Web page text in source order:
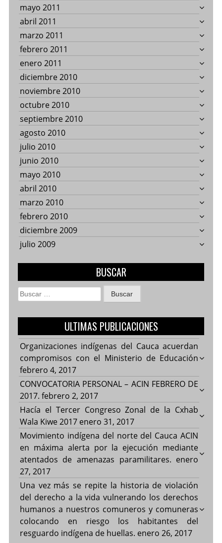
mayo 2011
abril 2011
marzo 2011
febrero 2011
enero 2011
diciembre 2010
noviembre 2010
octubre 2010
septiembre 2010
agosto 2010
julio 2010
junio 2010
mayo 2010
abril 2010
marzo 2010
febrero 2010
diciembre 2009
julio 2009
BUSCAR
Buscar:
ULTIMAS PUBLICACIONES
Organizaciones indígenas del Cauca acuerdan
compromisos con el Ministerio de Educación
febrero 4, 2017
CONVOCATORIA PERSONAL – ACIN FEBRERO DE
2017. febrero 2, 2017
Hacía el Tercer Congreso Zonal de la Cxhab
Wala Kiwe 2017 enero 31, 2017
Movimiento indígena del norte del Cauca ACIN
en máxima alerta por la ejecución mediante
atentados de amenazas paramilitares. enero
27, 2017
Una vez más se repite la historia de violación
del derecho a la vida vulnerando los derechos
humanos a nuestros comuneros y comuneras
colocando en riesgo los habitantes del
resguardo indígena de huellas. enero 26, 2017